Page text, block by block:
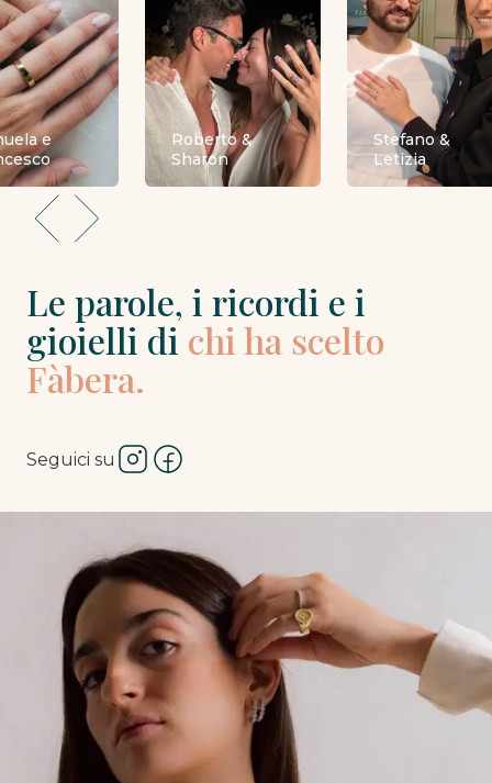
e
Roberto &
Sharon
Stefano &
Letizia
Le parole, i ricordi e i
gioielli di chi ha scelto
Fàbera.
Seguici su